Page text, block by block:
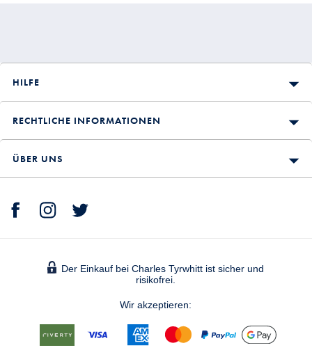
HILFE
RECHTLICHE INFORMATIONEN
ÜBER UNS
Der Einkauf bei Charles Tyrwhitt ist sicher und
risikofrei.
Wir akzeptieren: